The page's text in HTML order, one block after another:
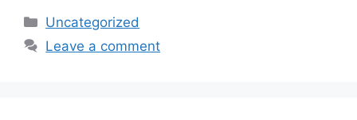
c
e
Categories
Uncategorized
Leave a comment